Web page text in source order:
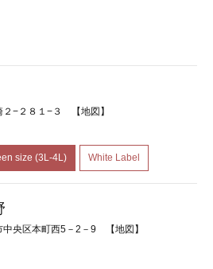
２−２８１−３
【地図】
size (3L-4L) White Label
中央区本町西5－2－9
【地図】